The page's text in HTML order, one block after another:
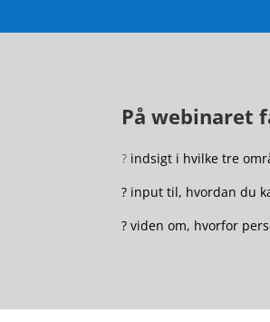
På webinaret
? indsigt i hvilke tre
? input til, hvordan du
? viden om, hvorfor